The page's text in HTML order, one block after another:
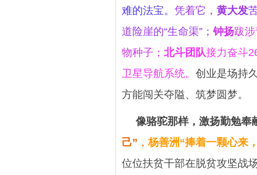
难的法宝。 凭着它， 黄大发
道险崖的“生命渠”；钟扬跋
物种子； 北斗团队接力奋斗
卫星导航系统。 创业是场持
方能闯关夺隘、筑梦圆梦。
像骆驼那样，激扬勤勉奉
己” ，杨善洲“捧着一颗心来
位位扶贫干部在脱贫攻坚战